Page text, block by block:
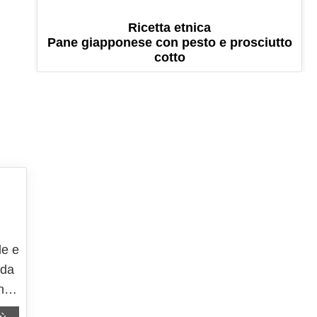
e
Ricetta etnica
Pane giapponese con pesto e prosciutto
cotto